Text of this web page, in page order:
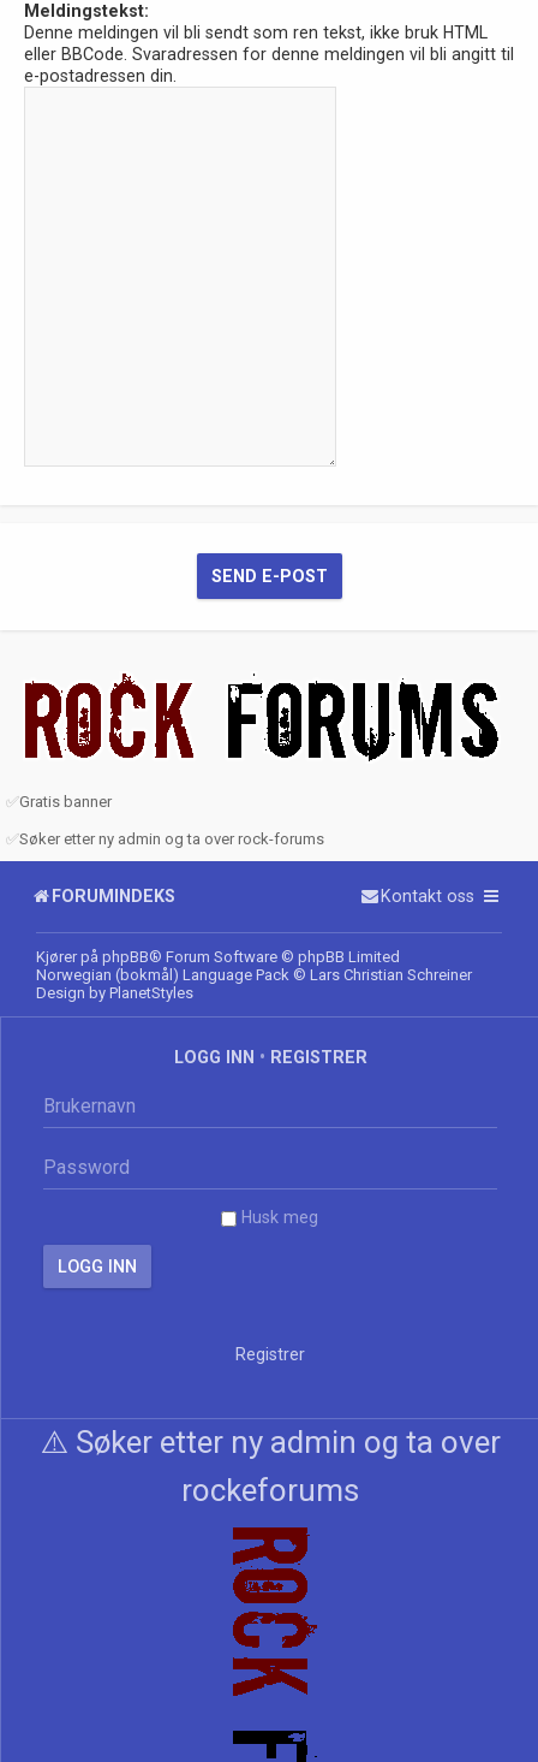
Meldingstekst:
Denne meldingen vil bli sendt som ren tekst, ikke bruk HTML
eller BBCode. Svaradressen for denne meldingen vil bli angitt til
e-postadressen din.
✅Gratis banner
✅Søker etter ny admin og ta over rock-forums
FORUMINDEKS Kontakt oss
Kjører på phpBB® Forum Software © phpBB Limited
Norwegian (bokmål) Language Pack © Lars Christian Schreiner
Design by PlanetStyles
LOGG INN • REGISTRER
Husk meg
Registrer
⚠️ Søker etter ny admin og ta over
rockeforums